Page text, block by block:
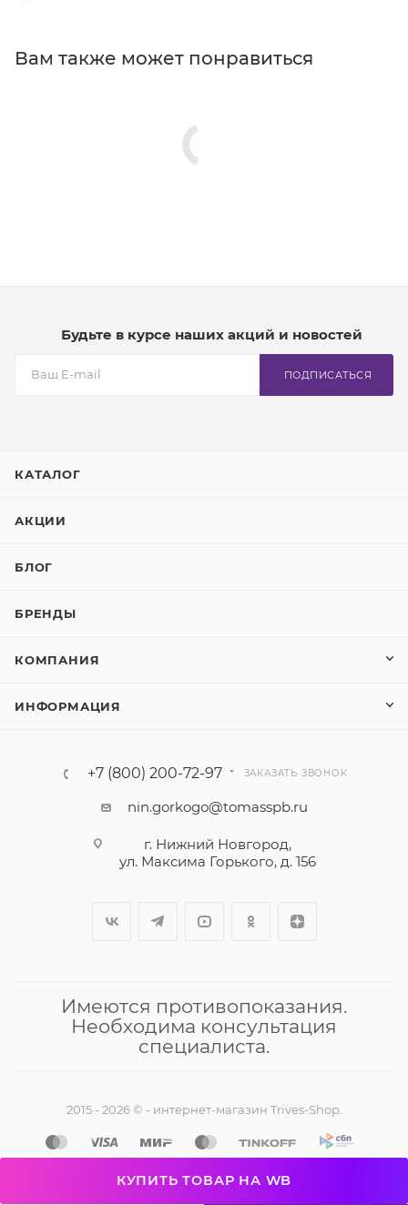
КУПИТЬ ТОВАР НА WB
Вам также может понравиться
Будьте в курсе наших акций и новостей
ПОДПИСАТЬСЯ
КАТАЛОГ
АКЦИИ
БЛОГ
БРЕНДЫ
КОМПАНИЯ
ИНФОРМАЦИЯ
+7 (800) 200-72-97 ЗАКАЗАТЬ ЗВОНОК
nin.gorkogo@tomasspb.ru
г. Нижний Новгород,
ул. Максима Горького, д. 156
Имеются противопоказания.
Необходима консультация
специалиста.
2015 - 2026 © - интернет-магазин Trives-Shop.